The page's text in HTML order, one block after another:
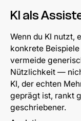
KI als
Wenn du KI nutzt,
konkrete
vermeide
Nützlichkeit —
KI, der echten
geprägt ist, rankt
geschriebener.